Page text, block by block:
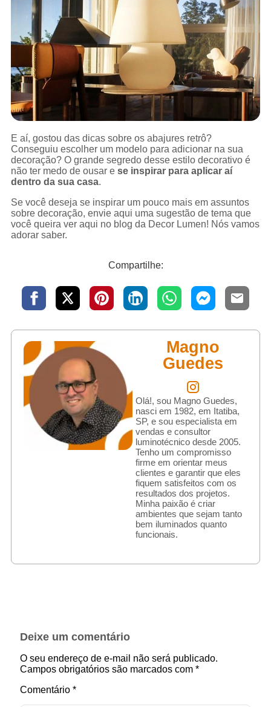
E aí, gostou das dicas sobre os abajures retrô?
Conseguiu escolher um modelo para adicionar na sua
decoração? O grande segredo desse estilo decorativo é
não ter medo de ousar e se inspirar para aplicar aí
dentro da sua casa.
Se você deseja se inspirar um pouco mais em assuntos
sobre decoração, envie aqui uma sugestão de tema que
você queira ver aqui no blog da Decor Lumen! Nós vamos
adorar saber.
Compartilhe:
Magno
Guedes
Olá!, sou Magno Guedes,
nasci em 1982, em Itatiba,
SP, e sou especialista em
vendas e consultor
luminotécnico desde 2005.
Tenho um compromisso
firme em orientar meus
clientes e garantir que eles
fiquem satisfeitos com os
resultados dos projetos.
Minha paixão é criar
ambientes que sejam tanto
bem iluminados quanto
funcionais.
Deixe um comentário
O seu endereço de e-mail não será publicado.
Campos obrigatórios são marcados com *
Comentário *